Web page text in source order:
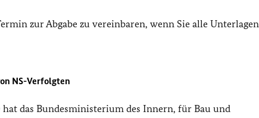
zur Abgabe zu vereinbaren, wenn Sie alle Unterlagen
NS-Verfolgten
das Bundesministerium des Innern, für Bau und